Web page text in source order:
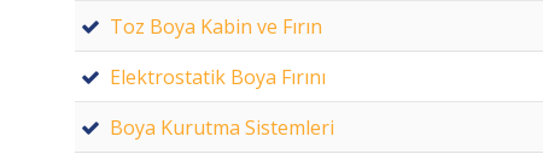
Toz Boya Kabin ve Fırın
Elektrostatik Boya Fırını
Boya Kurutma Sistemleri